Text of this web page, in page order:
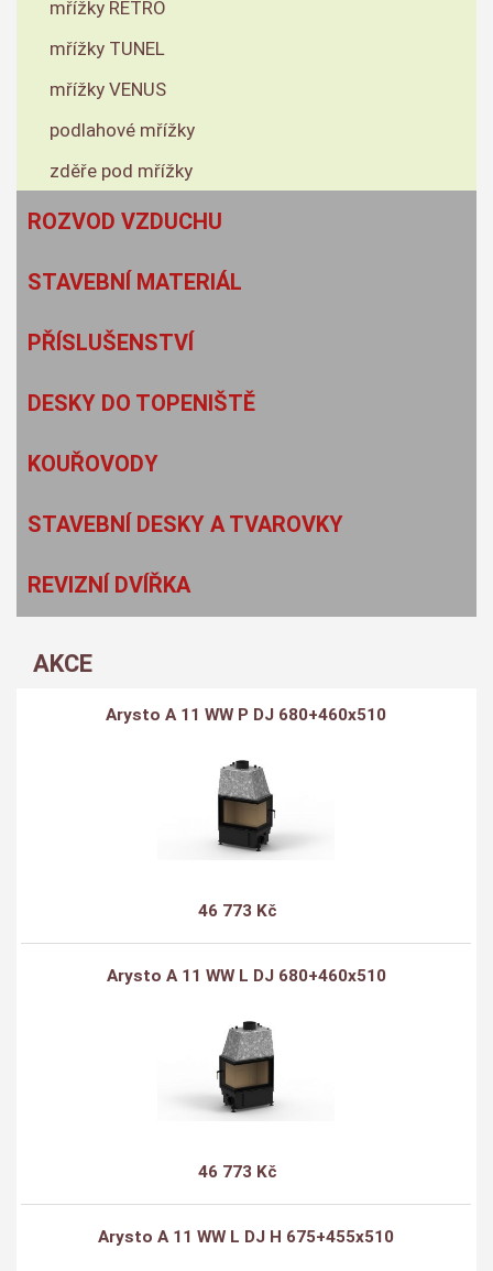
mřížky RETRO
mřížky TUNEL
mřížky VENUS
podlahové mřížky
zděře pod mřížky
ROZVOD VZDUCHU
STAVEBNÍ MATERIÁL
PŘÍSLUŠENSTVÍ
DESKY DO TOPENIŠTĚ
KOUŘOVODY
STAVEBNÍ DESKY A TVAROVKY
REVIZNÍ DVÍŘKA
AKCE
Arysto A 11 WW P DJ 680+460x510
46 773 Kč
Arysto A 11 WW L DJ 680+460x510
46 773 Kč
Arysto A 11 WW L DJ H 675+455x510